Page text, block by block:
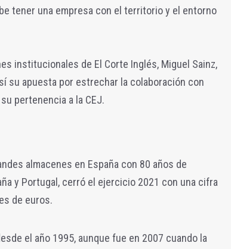
tener una empresa con el territorio y el entorno
institucionales de El Corte Inglés, Miguel Sainz,
su apuesta por estrechar la colaboración con
pertenencia a la CEJ.
almacenes en España con 80 años de
y Portugal, cerró el ejercicio 2021 con una cifra
de euros.
el año 1995, aunque fue en 2007 cuando la